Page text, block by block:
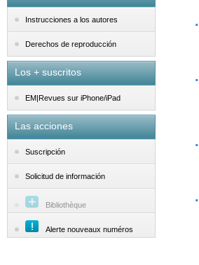
Instrucciones a los autores
Derechos de reproducción
Los + suscritos
EM|Revues sur iPhone/iPad
Las acciones
Suscripción
Solicitud de información
Bibliothèque
Alerte nouveaux numéros
·
·
·
·